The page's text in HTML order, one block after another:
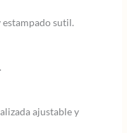
estampado sutil.
ajustable y